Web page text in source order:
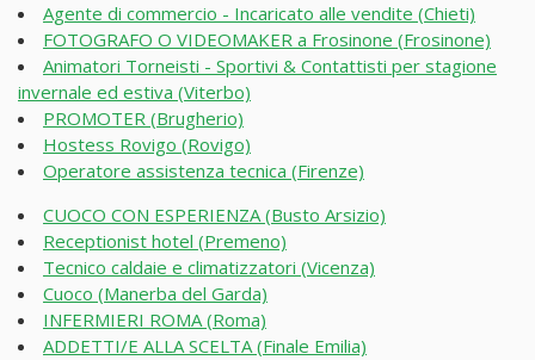
Agente di commercio - Incaricato alle vendite (Chieti)
FOTOGRAFO O VIDEOMAKER a Frosinone (Frosinone)
Animatori Torneisti - Sportivi & Contattisti per stagione
invernale ed estiva (Viterbo)
PROMOTER (Brugherio)
Hostess Rovigo (Rovigo)
Operatore assistenza tecnica (Firenze)
CUOCO CON ESPERIENZA (Busto Arsizio)
Receptionist hotel (Premeno)
Tecnico caldaie e climatizzatori (Vicenza)
Cuoco (Manerba del Garda)
INFERMIERI ROMA (Roma)
ADDETTI/E ALLA SCELTA (Finale Emilia)